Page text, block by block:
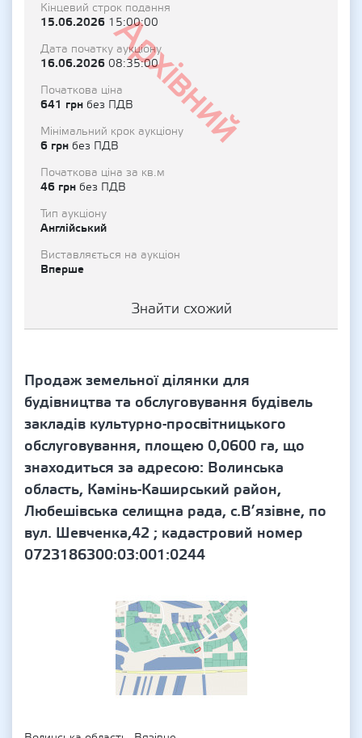
Архівний
Кінцевий строк подання
15.06.2026 15:00:00
Дата початку аукціону
16.06.2026 08:35:00
Початкова ціна
641 грн без ПДВ
Мінімальний крок аукціону
6 грн без ПДВ
Початкова ціна за кв.м
46 грн без ПДВ
Тип аукціону
Англійський
Виставляється на аукціон
Вперше
Знайти схожий
Продаж земельної ділянки для
будівництва та обслуговування будівель
закладів культурно-просвітницького
обслуговування, площею 0,0600 га, що
знаходиться за адресою: Волинська
область, Камінь-Каширський район,
Любешівська селищна рада, с.В’язівне, по
вул. Шевченка,42 ; кадастровий номер
0723186300:03:001:0244